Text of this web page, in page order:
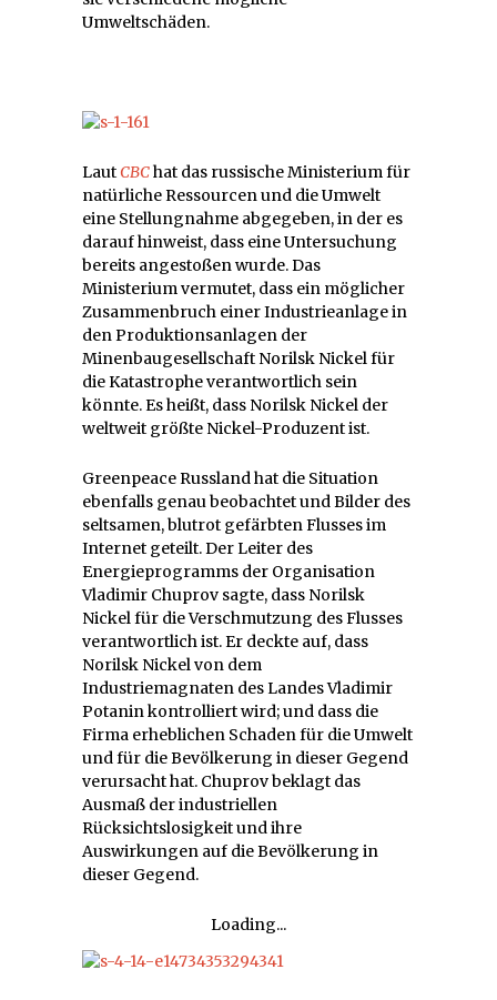
Umweltschäden.
LautCBChat das russische Ministerium für
natürliche Ressourcen und die Umwelt
eine Stellungnahme abgegeben, in der es
darauf hinweist, dass eine Untersuchung
bereits angestoßen wurde. Das
Ministerium vermutet, dass ein möglicher
Zusammenbruch einer Industrieanlage in
den Produktionsanlagen der
Minenbaugesellschaft Norilsk Nickel für
die Katastrophe verantwortlich sein
könnte. Es heißt, dass Norilsk Nickel der
weltweit größte Nickel-Produzent ist.
Greenpeace Russland hat die Situation
ebenfalls genau beobachtet und Bilder des
seltsamen, blutrot gefärbten Flusses im
Internet geteilt. Der Leiter des
Energieprogramms der Organisation
Vladimir Chuprov sagte, dass Norilsk
Nickel für die Verschmutzung des Flusses
verantwortlich ist. Er deckte auf, dass
Norilsk Nickel von dem
Industriemagnaten des Landes Vladimir
Potanin kontrolliert wird; und dass die
Firma erheblichen Schaden für die Umwelt
und für die Bevölkerung in dieser Gegend
verursacht hat. Chuprov beklagt das
Ausmaß der industriellen
Rücksichtslosigkeit und ihre
Auswirkungen auf die Bevölkerung in
dieser Gegend.
Loading...